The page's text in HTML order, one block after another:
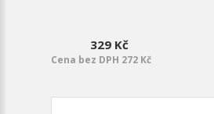
329 Kč
Cena bez DPH 272 Kč